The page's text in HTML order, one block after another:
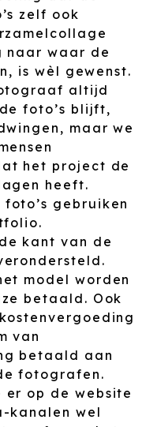
zelf ook
naar waar de
is wèl gewenst.
altijd
foto’s blijft,
maar we
het project de
heeft.
gebruiken
kant van de
model worden
betaald. Ook
van
betaald aan
fotografen.
op de website
kanalen wel